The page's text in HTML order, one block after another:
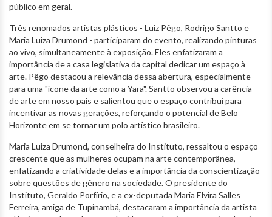
público em geral.
Três renomados artistas plásticos - Luiz Pêgo, Rodrigo Santto e
Maria Luiza Drumond - participaram do evento, realizando pinturas
ao vivo, simultaneamente à exposição. Eles enfatizaram a
importância de a casa legislativa da capital dedicar um espaço à
arte. Pêgo destacou a relevância dessa abertura, especialmente
para uma "ícone da arte como a Yara". Santto observou a carência
de arte em nosso país e salientou que o espaço contribui para
incentivar as novas gerações, reforçando o potencial de Belo
Horizonte em se tornar um polo artístico brasileiro.
Maria Luiza Drumond, conselheira do Instituto, ressaltou o espaço
crescente que as mulheres ocupam na arte contemporânea,
enfatizando a criatividade delas e a importância da conscientização
sobre questões de gênero na sociedade. O presidente do
Instituto, Geraldo Porfírio, e a ex-deputada Maria Elvira Salles
Ferreira, amiga de Tupinambá, destacaram a importância da artista